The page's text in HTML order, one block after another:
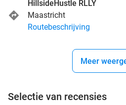
HillsideHustle RLLY
Maastricht
Routebeschrijving
Meer
Selectie van recensies